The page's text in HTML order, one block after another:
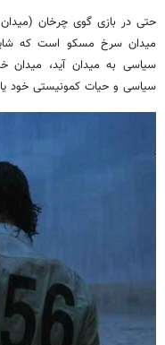
حتی در بازی گوی چرخان
میدان سرخ مسکو است که
سیاسی به میدان آید، میدان
سیاسی و حیات کمونیستی خود